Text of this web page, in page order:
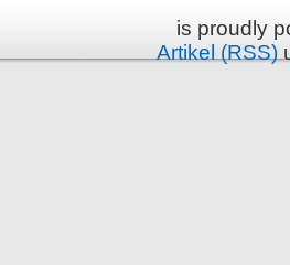
is proudly
Artikel (RSS)